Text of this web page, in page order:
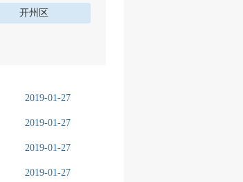
开州区
2019-01-27
2019-01-27
2019-01-27
2019-01-27